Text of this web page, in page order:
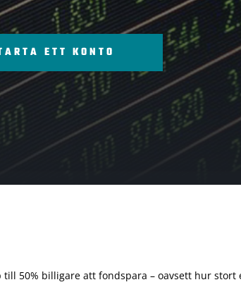
ETT KONTO
50% billigare att fondspara – oavsett hur